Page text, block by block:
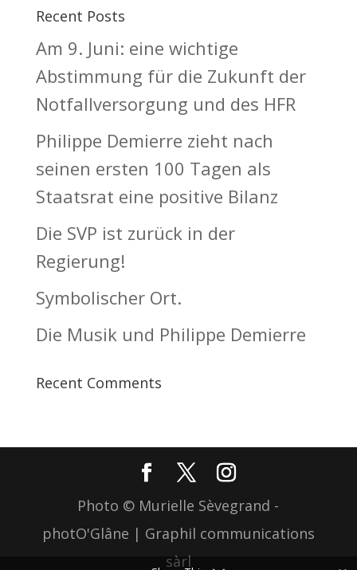
Recent Posts
Am 9. Juni: eine wichtige
Abstimmung für die Zukunft der
Notfallversorgung und des HFR
Philippe Demierre zieht nach
seinen ersten 100 Tagen als
Staatsrat eine positive Bilanz
Die SVP ist zurück in der
Regierung!
Symbolischer Ort.
Die Musik und Philippe Demierre
Recent Comments
Photo © Murielle Sèvegrand -
photO'Glâne | Graphil communications
sàrl